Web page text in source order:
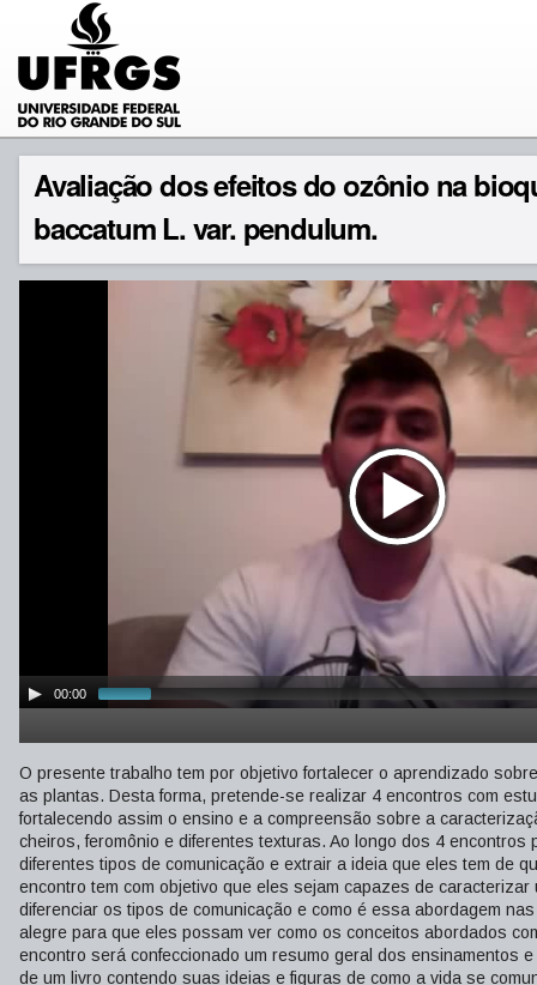
Avaliação dos efeitos do ozônio na
baccatum L. var. pendulum.
00:00
O presente trabalho tem por objetivo fortalecer o aprendizado
as plantas. Desta forma, pretende-se realizar 4 encontros com
fortalecendo assim o ensino e a compreensão sobre a
cheiros, feromônio e diferentes texturas. Ao longo dos 4
diferentes tipos de comunicação e extrair a ideia que eles tem de
encontro tem com objetivo que eles sejam capazes de
diferenciar os tipos de comunicação e como é essa abordagem
alegre para que eles possam ver como os conceitos abordados
encontro será confeccionado um resumo geral dos ensinamentos
de um livro contendo suas ideias e figuras de como a vida se